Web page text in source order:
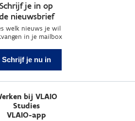
Schrijf je in op
nieuwsbrief
welk nieuws je wil
in je mailbox
Schrijf je nu in
bij VLAIO
Studies
VLAIO-app